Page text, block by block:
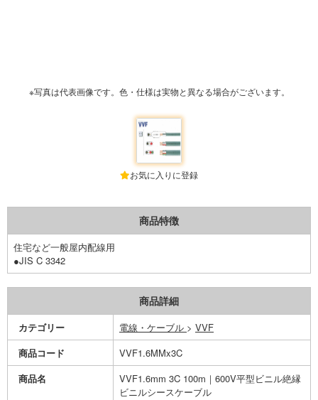
※写真は代表画像です。色・仕様は実物と異なる場合がございます。
お気に入りに登録
商品特徴
住宅など一般屋内配線用
●JIS C 3342
商品詳細
カテゴリー 電線・ケーブル > VVF
商品コード
VVF1.6MMx3C
商品名
VVF1.6mm 3C 100m｜600V平型ビニル絶縁
ビニルシースケーブル